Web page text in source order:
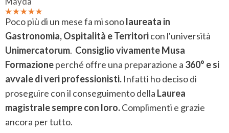
Poco più di un mese fa mi sonolaureata in
Gastronomia, Ospitalità e Territoricon l'università
Unimercatorum. Consiglio vivamente Musa
Formazioneperché offre una preparazione a 360° e si
avvale di veri professionisti. Infatti ho deciso di
proseguire con il conseguimento della Laurea
magistrale sempre con loro.Complimenti e grazie
ancora per tutto.